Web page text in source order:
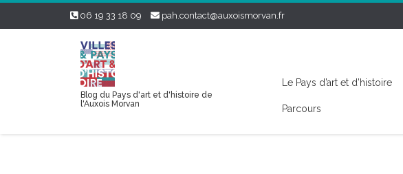
06 19 33 18 09 pah.contact@auxoismorvan.fr
Blog du Pays d'art et d'histoire de
l'Auxois Morvan
Le Pays d’art et d’histoire
Parcours